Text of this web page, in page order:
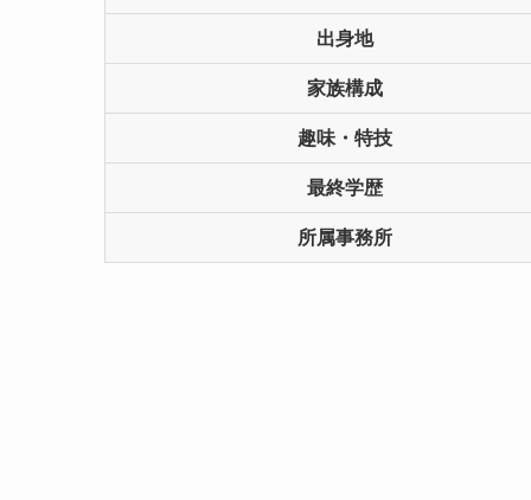
出身地
家族構成
趣味・特技
最終学歴
所属事務所